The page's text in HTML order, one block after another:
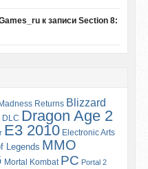
к записи Section 8:
Returns Blizzard
DLC Dragon Age 2
E3 2010 Electronic Arts
Legends MMO
Mortal Kombat PC Portal 2